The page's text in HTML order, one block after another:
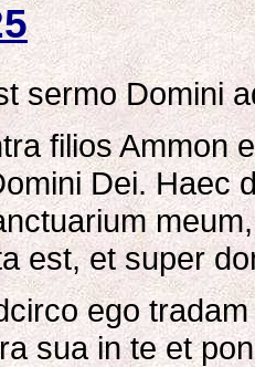
sermo Domini
filios Ammon
Dei. Haec
est, et super
ego tradam
sua in te et